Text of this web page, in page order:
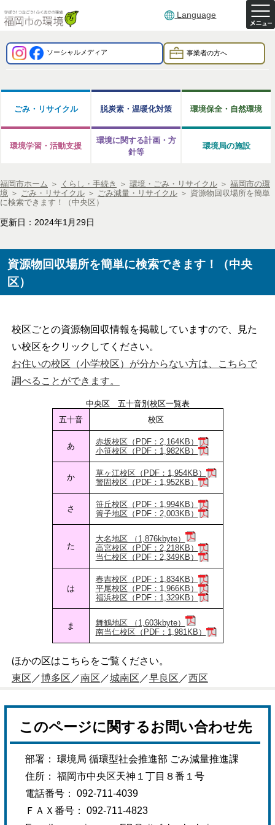
Language
ソーシャルメディア 事業者の方へ
ごみ・リサイクル 脱炭素・温暖化対策 環境保全・自然環境
環境学習・活動支援
環境に関する計画・方
針等
環境局の施設
福岡市ホーム ＞ くらし・手続き ＞ 環境・ごみ・リサイクル ＞ 福岡市の環
境 ＞ ごみ・リサイクル ＞ ごみ減量・リサイクル ＞ 資源物回収場所を簡単
に検索できます！（中央区）
更新日：2024年1月29日
資源物回収場所を簡単に検索できます！（中央
区）
校区ごとの資源物回収情報を掲載していますので、見た
い校区をクリックしてください。
お住いの校区（小学校区）が分からない方は、こちらで
調べることができます。
中央区 五十音別校区一覧表
五十音
校区
あ
赤坂校区（PDF：2,164KB）
小笹校区（PDF：1,982KB）
か
草ヶ江校区（PDF：1,954KB）
警固校区（PDF：1,952KB）
さ
笹丘校区（PDF：1,994KB）
簀子地区（PDF：2,003KB）
た
大名地区 （1,876kbyte）
高宮校区（PDF：2,218KB）
当仁校区（PDF：2,349KB）
は
春吉校区（PDF：1,834KB）
平尾校区（PDF：1,966KB）
福浜校区（PDF：1,329KB）
ま
舞鶴地区 （1,603kbyte）
南当仁校区（PDF：1,981KB）
ほかの区はこちらをご覧ください。
東区 ／博多区 ／南区 ／城南区 ／早良区 ／西区
このページに関するお問い合わせ先
部署： 環境局 循環型社会推進部 ごみ減量推進課
住所： 福岡市中央区天神１丁目８番１号
電話番号： 092-711-4039
ＦＡＸ番号： 092-711-4823